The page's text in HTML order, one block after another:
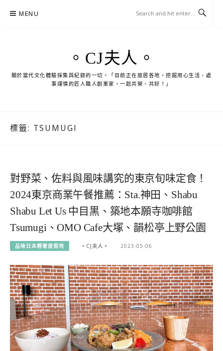
MENU
。CJ夫人。
關於當代文化體驗採集與紀錄的一切。「目前正在旅居各地，挖掘用心生活、處
事謹慎的匠人職人創業家，一起共榮、共好！」
標籤: TSUMUGI
對野菜、佐料與風味講究的東京旬味定食！
2024東京商業午餐推薦：Sta.神田、Shabu
Shabu Let Us 中目黒、築地本願寺咖啡館
Tsumugi、OMO Cafe大塚、韻松亭上野公園
品味日本輕奢度假地 。CJ夫人。 2023-05-06